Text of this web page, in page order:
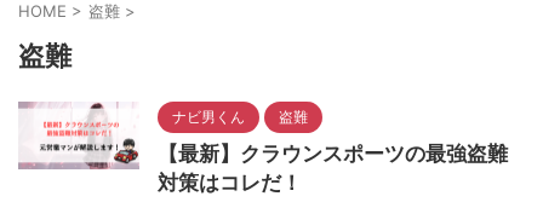
HOME > 盗難 >
盗難
ナビ男くん 盗難
【最新】クラウンスポーツの最強盗難
対策はコレだ！